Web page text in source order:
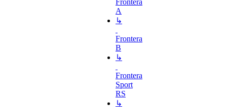
Frontera
A
↳
Frontera
B
↳
Frontera
Sport
RS
↳